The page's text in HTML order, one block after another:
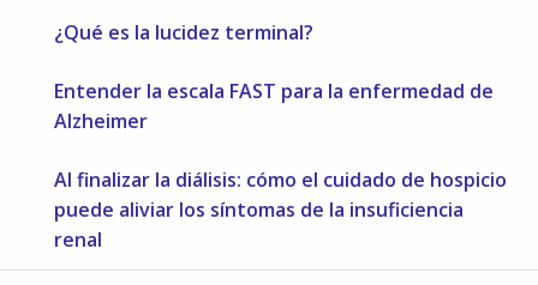
¿Qué es la lucidez terminal?
Entender la escala FAST para la enfermedad de
Alzheimer
Al finalizar la diálisis: cómo el cuidado de hospicio
puede aliviar los síntomas de la insuficiencia
renal